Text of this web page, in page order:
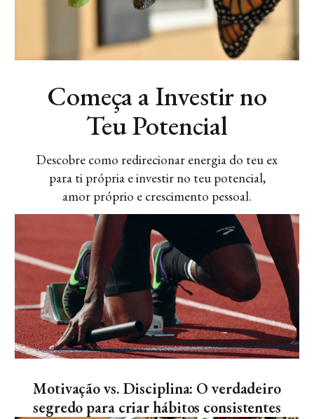
Começa a Investir no
Teu Potencial
Descobre como redirecionar energia do teu ex
para ti própria e investir no teu potencial,
amor próprio e crescimento pessoal.
Motivação vs. Disciplina: O verdadeiro
segredo para criar hábitos consistentes